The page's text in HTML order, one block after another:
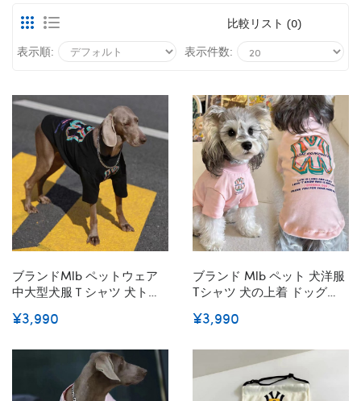
比較リスト (0)
表示順:
表示件数:
ブランドmlb ペットウェア
中大型犬服Ｔシャツ 犬トレ
ェアに コットン春夏服 ドッ
防ぐ 脱毛保護 ペット洋服 か
¥3,990
ブランド Mlb ペット 犬洋服
Tシャツ 犬の上着 ドッグ服
犬用 薄い ペット服 通気 袖
¥3,990